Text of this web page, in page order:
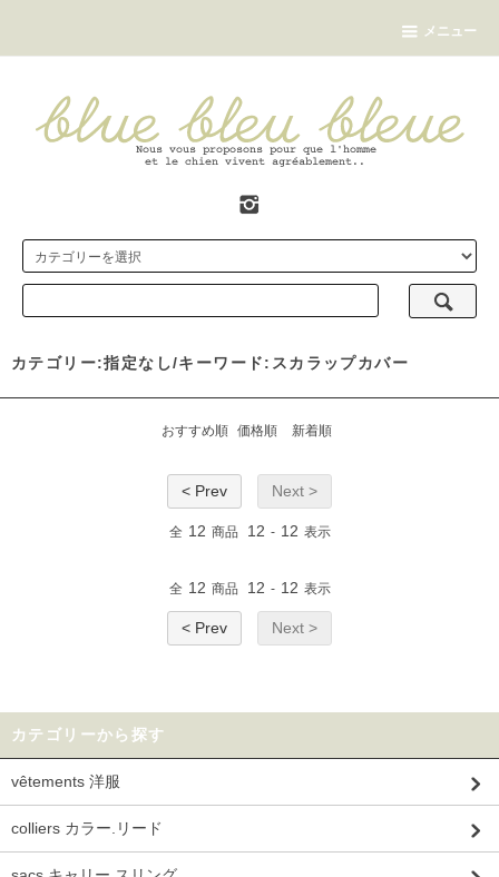
メニュー
カテゴリー:指定なし/キーワード:スカラップカバー
おすすめ順 価格順 新着順
< Prev Next >
全 12 商品 12 - 12 表示
全 12 商品 12 - 12 表示
< Prev Next >
カテゴリーから探す
vêtements 洋服
colliers カラー.リード